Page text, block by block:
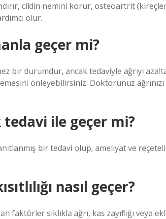
cildin nemini korur, osteoartrit
olur.
geçer mi?
bir durumdur, ancak tedaviyle ağrıyı
önleyebilirsiniz. Doktorunuz
ile geçer mi?
bir tedavi olup, ameliyat ve
nasıl geçer?
faktörler sıklıkla ağrı, kas zayıflığı